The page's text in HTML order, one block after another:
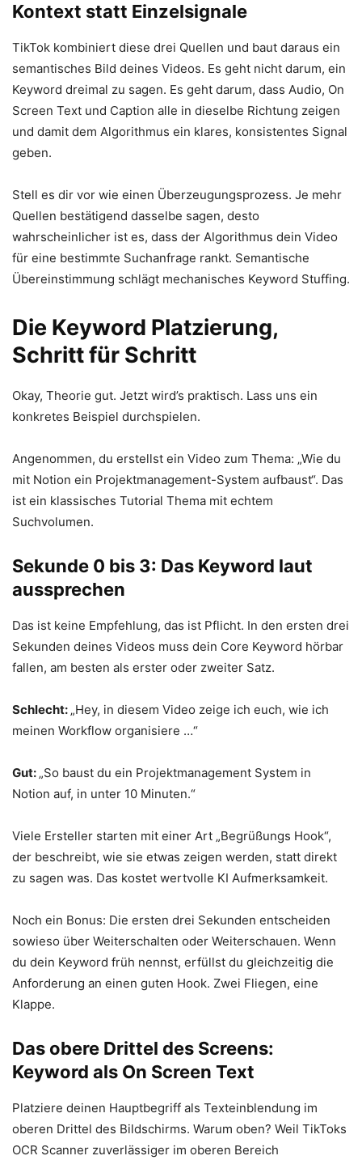
Kontext statt Einzelsignale
TikTok kombiniert diese drei Quellen und baut daraus ein
semantisches Bild deines Videos. Es geht nicht darum, ein
Keyword dreimal zu sagen. Es geht darum, dass Audio, On
Screen Text und Caption alle in dieselbe Richtung zeigen
und damit dem Algorithmus ein klares, konsistentes Signal
geben.
Stell es dir vor wie einen Überzeugungsprozess. Je mehr
Quellen bestätigend dasselbe sagen, desto
wahrscheinlicher ist es, dass der Algorithmus dein Video
für eine bestimmte Suchanfrage rankt. Semantische
Übereinstimmung schlägt mechanisches Keyword Stuffing.
Die Keyword Platzierung,
Schritt für Schritt
Okay, Theorie gut. Jetzt wird’s praktisch. Lass uns ein
konkretes Beispiel durchspielen.
Angenommen, du erstellst ein Video zum Thema: „Wie du
mit Notion ein Projektmanagement-System aufbaust“. Das
ist ein klassisches Tutorial Thema mit echtem
Suchvolumen.
Sekunde 0 bis 3: Das Keyword laut
aussprechen
Das ist keine Empfehlung, das ist Pflicht. In den ersten drei
Sekunden deines Videos muss dein Core Keyword hörbar
fallen, am besten als erster oder zweiter Satz.
Schlecht: „Hey, in diesem Video zeige ich euch, wie ich
meinen Workflow organisiere …“
Gut: „So baust du ein Projektmanagement System in
Notion auf, in unter 10 Minuten.“
Viele Ersteller starten mit einer Art „Begrüßungs Hook“,
der beschreibt, wie sie etwas zeigen werden, statt direkt
zu sagen was. Das kostet wertvolle KI Aufmerksamkeit.
Noch ein Bonus: Die ersten drei Sekunden entscheiden
sowieso über Weiterschalten oder Weiterschauen. Wenn
du dein Keyword früh nennst, erfüllst du gleichzeitig die
Anforderung an einen guten Hook. Zwei Fliegen, eine
Klappe.
Das obere Drittel des Screens:
Keyword als On Screen Text
Platziere deinen Hauptbegriff als Texteinblendung im
oberen Drittel des Bildschirms. Warum oben? Weil TikToks
OCR Scanner zuverlässiger im oberen Bereich